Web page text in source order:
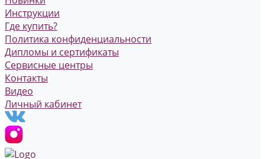
Инструкции
Где купить?
Политика конфиденциальности
Дипломы и сертификаты
Сервисные центры
Контакты
Видео
Личный кабинет